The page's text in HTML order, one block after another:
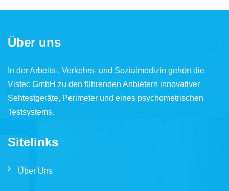
Über uns
In der Arbeits-, Verkehrs- und Sozialmedizin gehört die
Vistec GmbH zu den führenden Anbietern innovativer
Sehtestgeräte, Perimeter und eines psychometrischen
Testsystems.
Sitelinks
Über Uns